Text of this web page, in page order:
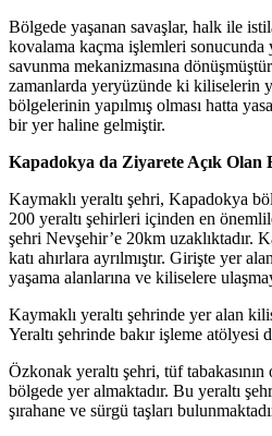
Bölgede yaşanan savaşlar, halk ile
kovalama kaçma işlemleri sonucunda
savunma mekanizmasına
zamanlarda yeryüzünde ki kiliselerin
bölgelerinin yapılmış olması hatta
bir yer haline gelmiştir.
Kapadokya da Ziyarete Açık Olan
Kaymaklı yeraltı şehri, Kapadokya
200 yeraltı şehirleri içinden en
şehri Nevşehir’e 20km uzaklıktadır.
katı ahırlara ayrılmıştır. Girişte yer
yaşama alanlarına ve kiliselere
Kaymaklı yeraltı şehrinde yer alan
Yeraltı şehrinde bakır işleme atölyesi
Özkonak yeraltı şehri, tüf
bölgede yer almaktadır. Bu yeraltı
şırahane ve sürgü taşları